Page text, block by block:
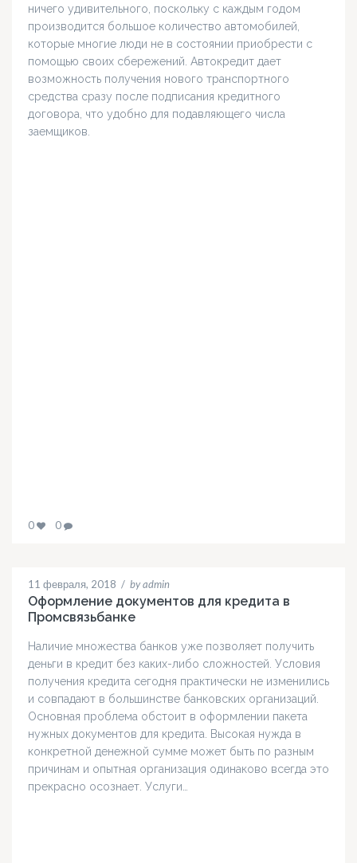
ничего удивительного, поскольку с каждым годом
производится большое количество автомобилей,
которые многие люди не в состоянии приобрести с
помощью своих сбережений. Автокредит дает
возможность получения нового транспортного
средства сразу после подписания кредитного
договора, что удобно для подавляющего числа
заемщиков.
0 0
11 февраля, 2018 / by admin
Оформление документов для кредита в
Промсвязьбанке
Наличие множества банков уже позволяет получить
деньги в кредит без каких-либо сложностей. Условия
получения кредита сегодня практически не изменились
и совпадают в большинстве банковских организаций.
Основная проблема обстоит в оформлении пакета
нужных документов для кредита. Высокая нужда в
конкретной денежной сумме может быть по разным
причинам и опытная организация одинаково всегда это
прекрасно осознает. Услуги…